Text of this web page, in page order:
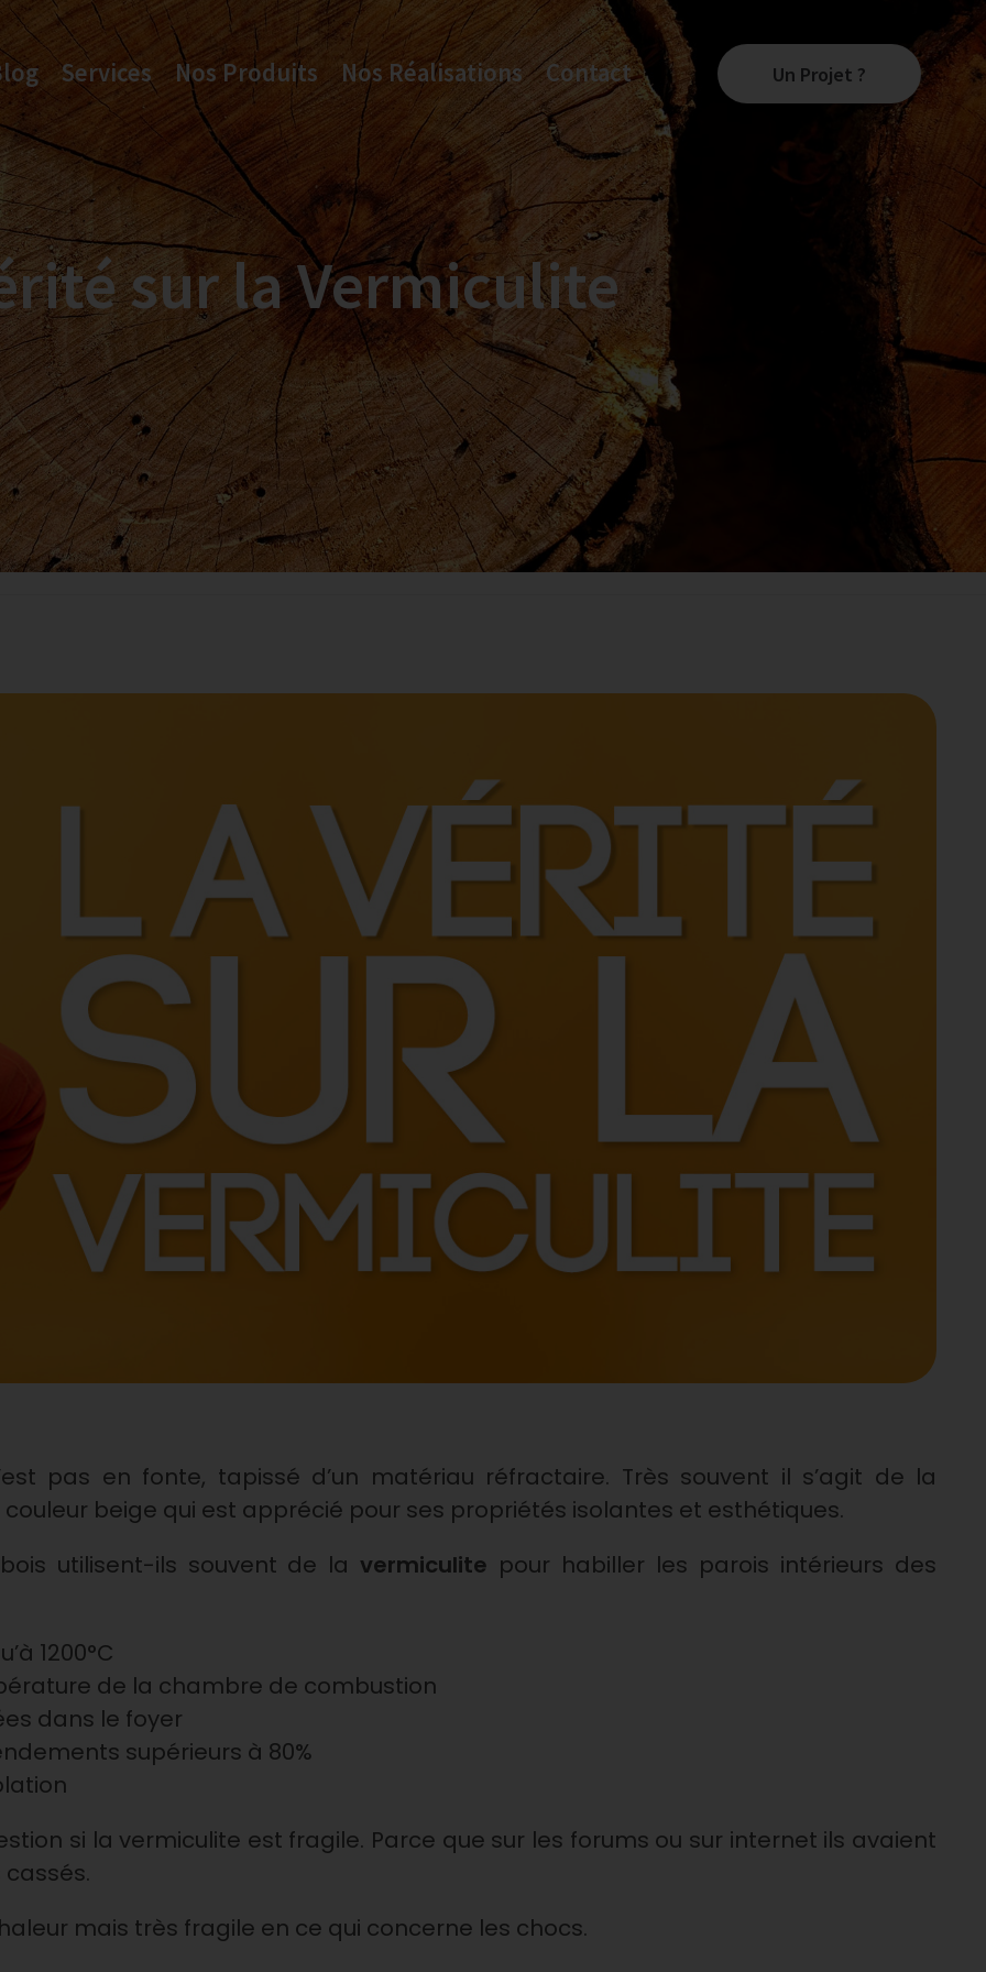
Services Nos Produits Nos Réalisations Contact Un Projet ?
sur la Vermiculite
pas en fonte, tapissé d’un matériau réfractaire. Très souvent il s’agit de la
couleur beige qui est apprécié pour ses propriétés isolantes et esthétiques.
utilisent-ils souvent de la vermiculite pour habiller les parois intérieurs des
1200°C
de la chambre de combustion
dans le foyer
supérieurs à 80%
si la vermiculite est fragile. Parce que sur les forums ou sur internet ils avaient
mais très fragile en ce qui concerne les chocs.